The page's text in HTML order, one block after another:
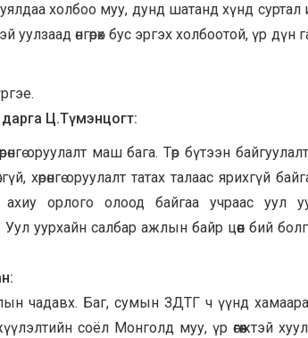
холбоо муу, дунд шатанд хүнд суртал
өнгөрөх бус эргэх холбоотой, үр дүн
дарга Ц.Түмэнцогт:
оруулалт маш бага. Төр бүтээн
оруулалт татах талаас ярихгүй
ахиу орлого олоод байгаа учраас уул
уурхайн салбар ажлын байр цөөн бий
чадавх. Баг, сумын ЗДТГ ч үүнд
соёл Монголд муу, үр өгөөжтэй